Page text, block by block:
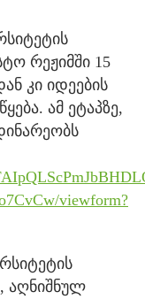
რეჟიმში 15
კი იდეების
ამ ეტაპზე,
viewform?
აღნიშნულ